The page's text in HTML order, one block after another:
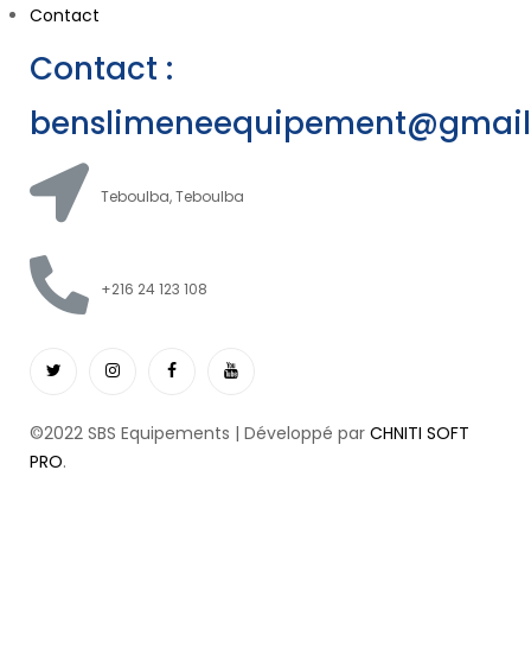
Contact
Contact :
Teboulba, Teboulba
+216 24 123 108
©2022 SBS Equipements | Développé par CHNITI SOFT
PRO.